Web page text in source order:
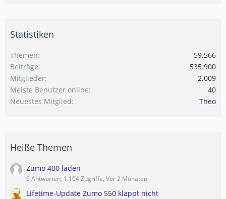
Statistiken
Themen
59.566
Beiträge
535.900
Mitglieder
2.009
Meiste Benutzer online
40
Neuestes Mitglied
Theo
Heiße Themen
Zumo 400 laden
6 Antworten, 1.104 Zugriffe, Vor 2 Monaten
Lifetime-Update Zumo 550 klappt nicht